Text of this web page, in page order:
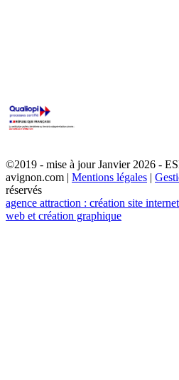
©2019 - mise à jour Janvier 2026 -
avignon.com | Mentions légales |
réservés
agence attraction : création site
web et création graphique